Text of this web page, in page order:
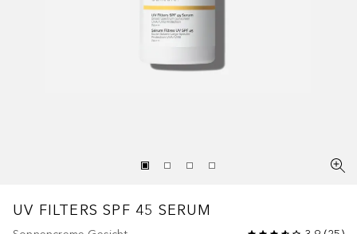
UV FILTERS SPF 45 SERUM